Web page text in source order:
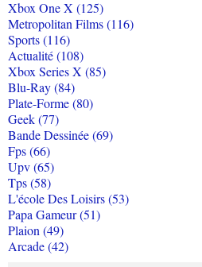
Xbox One X (125)
Metropolitan Films (116)
Sports (116)
Actualité (108)
Xbox Series X (85)
Blu-Ray (84)
Plate-Forme (80)
Geek (77)
Bande Dessinée (69)
Fps (66)
Upv (65)
Tps (58)
L'école Des Loisirs (53)
Papa Gameur (51)
Plaion (49)
Arcade (42)